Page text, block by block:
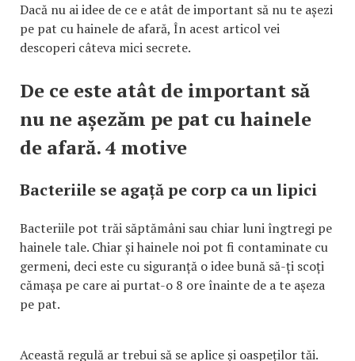
Dacă nu ai idee de ce e atât de important să nu te așezi
pe pat cu hainele de afară, În acest articol vei
descoperi câteva mici secrete.
De ce este atât de important să
nu ne așezăm pe pat cu hainele
de afară. 4 motive
Bacteriile se agață pe corp ca un lipici
Bacteriile pot trăi săptămâni sau chiar luni îngtregi pe
hainele tale. Chiar și hainele noi pot fi contaminate cu
germeni, deci este cu siguranță o idee bună să-ți scoți
cămașa pe care ai purtat-o 8 ore înainte de a te așeza
pe pat.
Această regulă ar trebui să se aplice și oaspeților tăi.